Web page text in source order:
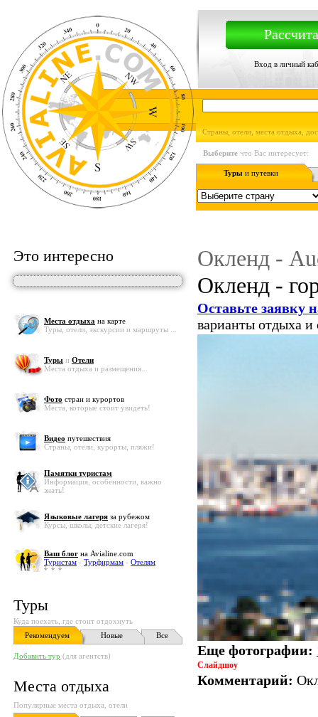
Вход в личный
Страны, отели, места отдыха,
Выберите что Вас интересует:
Туры и путевки
Это интересно
Места отдыха на карте
Туры, отели, экскурсии и маршруты ...
Туры и Отели
Места отдыха и размещения...
Фото стран и курортов
Места, которые стоит увидеть!
Видео путешествия
Страны, отели, курорты, пляжи!
Памятки туристам
Информация, особенности, важно
знать!
Языковые лагеря за рубежом
Курсы, школы, детские лагеря!
Ваш блог на Avialine.com
Туристам - Турфирмам - Отелям
Туры
Куда поехать, где стоит отдохнуть
Рекомендуем
Новые Все
Добавить тур (для агентств)
Места отдыха
Популярные места отдыха, отели
Окленд -
Окленд -
Оставьте заявку
варианты отдыха
Еще фотографии:
Слайдшоу
Комментарий: